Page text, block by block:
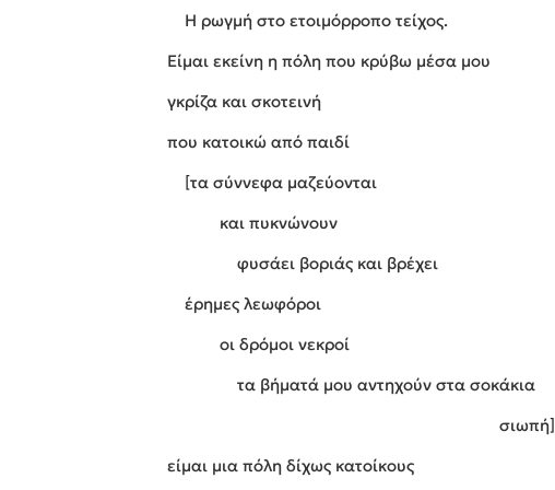
Η ρωγμή στο ετοιμόρροπο τείχος.
Είμαι εκείνη η πόλη που κρύβω μέσα μου
γκρίζα και σκοτεινή
που κατοικώ από παιδί
[τα σύννεφα μαζεύονται
και πυκνώνουν
φυσάει βοριάς και βρέχει
έρημες λεωφόροι
οι δρόμοι νεκροί
τα βήματά μου αντηχούν στα σοκάκια
σιωπή]
είμαι μια πόλη δίχως κατοίκους